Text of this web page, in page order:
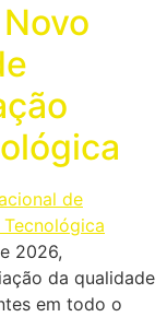
2026,
da qualidade
em todo o